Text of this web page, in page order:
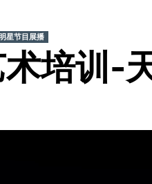
星节目展播
培训-